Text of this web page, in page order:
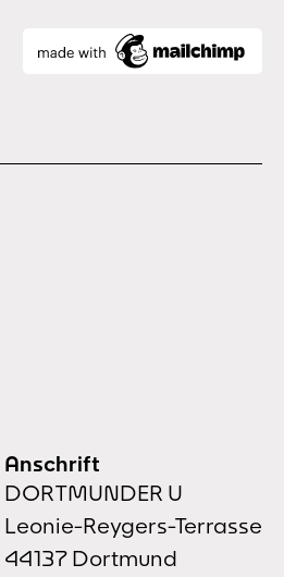
Anschrift
DORTMUNDER U
Leonie-Reygers-Terrasse
44137 Dortmund